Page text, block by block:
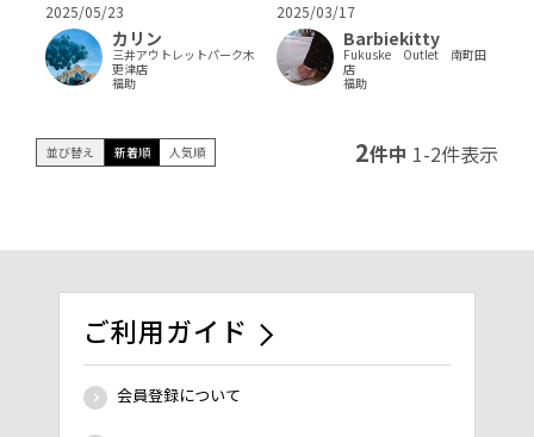
2025/05/23
カリン
三井アウトレットパーク木
更津店
福助
2025/03/17
Barbiekitty
Fukuske Outlet 南町田
店
福助
並び替え 新着順 人気順 2件中 1-2件表示
ご利用ガイド
会員登録について